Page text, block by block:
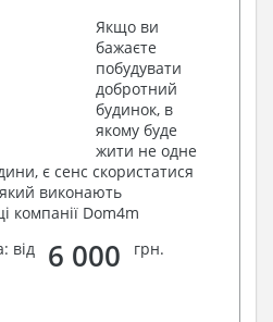
Якщо ви
бажаєте
побудувати
добротний
будинок, в
якому буде
жити не одне
є сенс скористатися
виконають
компанії Dom4m
від
6 000 грн.